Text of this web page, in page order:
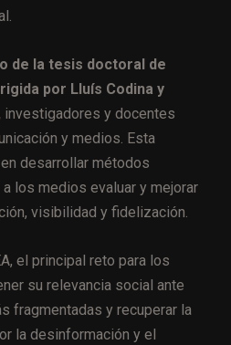
de la tesis doctoral de
por Lluís Codina y
investigadores y docentes
y medios. Esta
desarrollar métodos
los medios evaluar y mejorar
visibilidad y fidelización.
el principal reto para los
su relevancia social ante
fragmentadas y recuperar la
la desinformación y el